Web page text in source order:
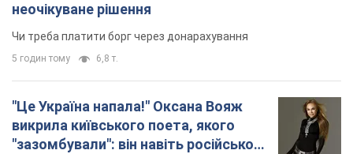
неочікуване рішення
Чи треба платити борг через донарахування
5 годин тому 6,8 т.
"Це Україна напала!" Оксана Вояж
викрила київського поета, якого
"зазомбували": він навіть російської